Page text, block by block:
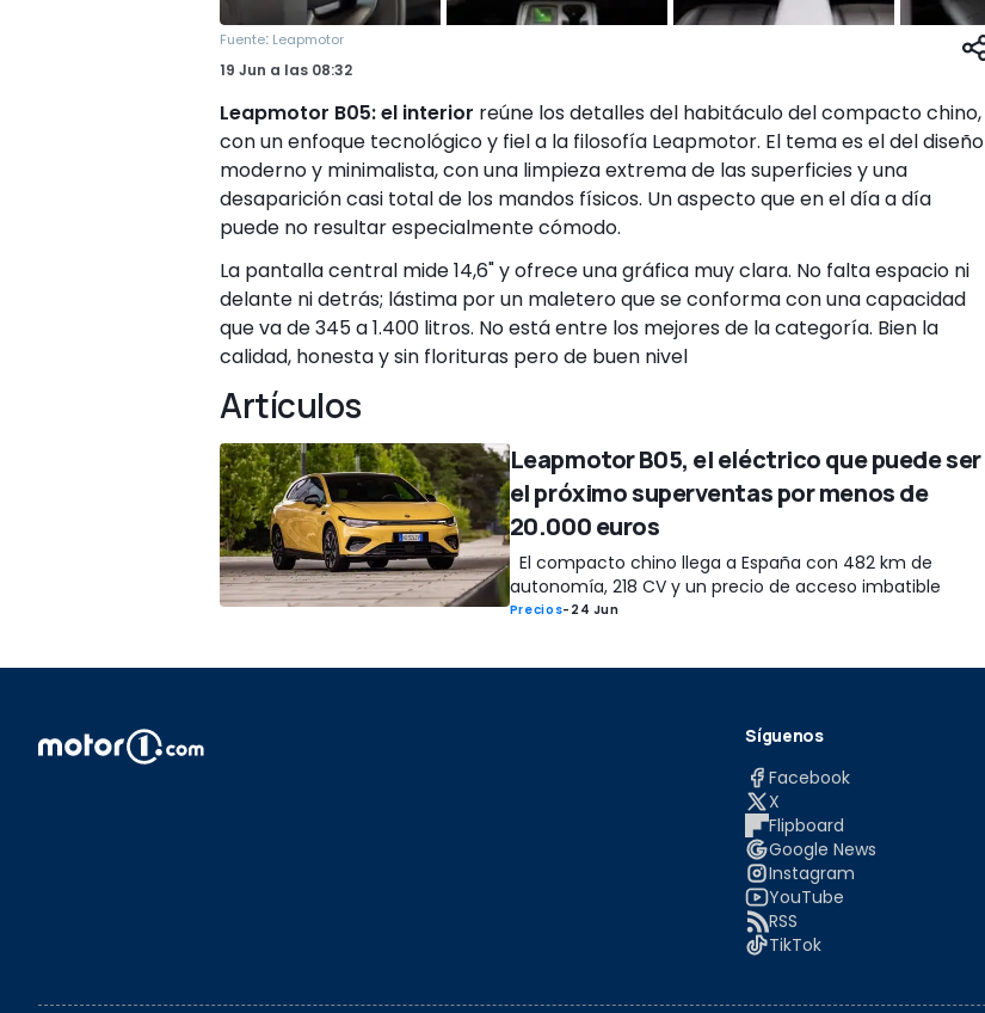
Fuente: Leapmotor
19 Jun a las 08:32
Leapmotor B05: el interior reúne los detalles del habitáculo del compacto chino,
con un enfoque tecnológico y fiel a la filosofía Leapmotor. El tema es el del diseño
moderno y minimalista, con una limpieza extrema de las superficies y una
desaparición casi total de los mandos físicos. Un aspecto que en el día a día
puede no resultar especialmente cómodo.
La pantalla central mide 14,6" y ofrece una gráfica muy clara. No falta espacio ni
delante ni detrás; lástima por un maletero que se conforma con una capacidad
que va de 345 a 1.400 litros. No está entre los mejores de la categoría. Bien la
calidad, honesta y sin florituras pero de buen nivel
Artículos
Leapmotor B05, el eléctrico que puede ser
el próximo superventas por menos de
20.000 euros
El compacto chino llega a España con 482 km de
autonomía, 218 CV y un precio de acceso imbatible
Precios- 24 Jun
Síguenos
Facebook
X
Flipboard
Google News
Instagram
YouTube
RSS
TikTok